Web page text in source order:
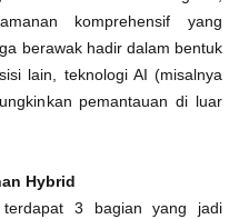
komprehensif yang
berawak hadir dalam bentuk
lain, teknologi AI (misalnya
pemantauan di luar
Hybrid
terdapat 3 bagian yang jadi